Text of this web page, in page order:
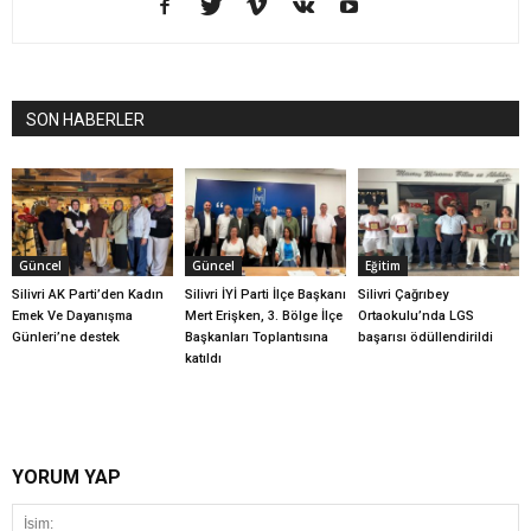
SON HABERLER
Güncel
Silivri AK Parti’den Kadın
Emek Ve Dayanışma
Günleri’ne destek
Güncel
Silivri İYİ Parti İlçe Başkanı
Mert Erişken, 3. Bölge İlçe
Başkanları Toplantısına
katıldı
Eğitim
Silivri Çağrıbey
Ortaokulu’nda LGS
başarısı ödüllendirildi
YORUM YAP